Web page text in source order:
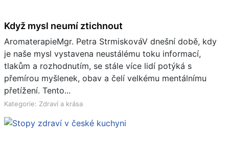
Když mysl neumí ztichnout
AromaterapieMgr. Petra StrmiskováV dnešní době, kdy
je naše mysl vystavena neustálému toku informací,
tlakům a rozhodnutím, se stále více lidí potýká s
přemírou myšlenek, obav a čelí velkému mentálnímu
přetížení. Tento...
Kategorie: Zdraví a krása